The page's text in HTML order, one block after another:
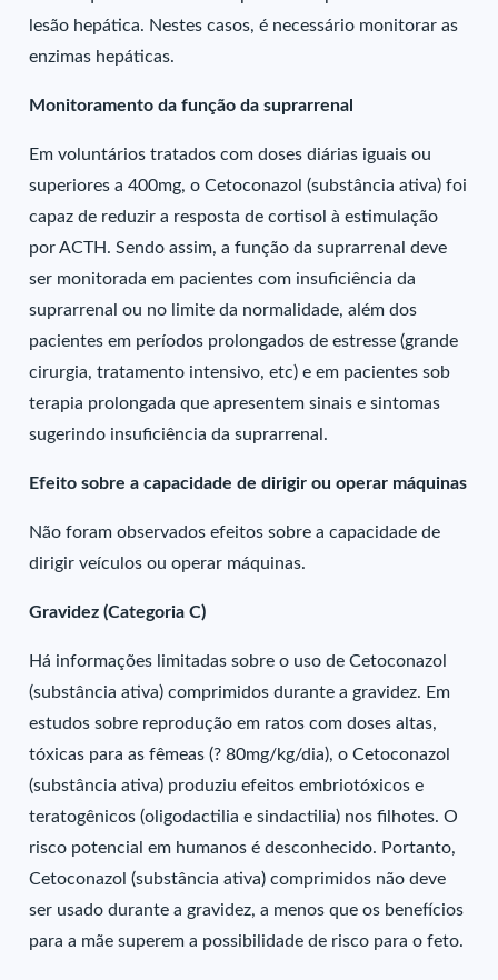
lesão hepática. Nestes casos, é necessário monitorar as
enzimas hepáticas.
Monitoramento da função da suprarrenal
Em voluntários tratados com doses diárias iguais ou
superiores a 400mg, o Cetoconazol (substância ativa) foi
capaz de reduzir a resposta de cortisol à estimulação
por ACTH. Sendo assim, a função da suprarrenal deve
ser monitorada em pacientes com insuficiência da
suprarrenal ou no limite da normalidade, além dos
pacientes em períodos prolongados de estresse (grande
cirurgia, tratamento intensivo, etc) e em pacientes sob
terapia prolongada que apresentem sinais e sintomas
sugerindo insuficiência da suprarrenal.
Efeito sobre a capacidade de dirigir ou operar máquinas
Não foram observados efeitos sobre a capacidade de
dirigir veículos ou operar máquinas.
Gravidez (Categoria C)
Há informações limitadas sobre o uso de Cetoconazol
(substância ativa) comprimidos durante a gravidez. Em
estudos sobre reprodução em ratos com doses altas,
tóxicas para as fêmeas (? 80mg/kg/dia), o Cetoconazol
(substância ativa) produziu efeitos embriotóxicos e
teratogênicos (oligodactilia e sindactilia) nos filhotes. O
risco potencial em humanos é desconhecido. Portanto,
Cetoconazol (substância ativa) comprimidos não deve
ser usado durante a gravidez, a menos que os benefícios
para a mãe superem a possibilidade de risco para o feto.